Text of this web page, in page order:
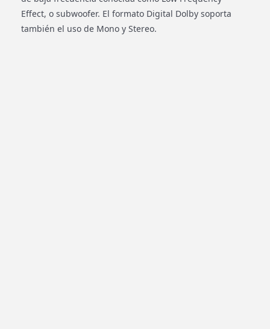
Effect, o subwoofer. El formato Digital Dolby soporta
también el uso de Mono y Stereo.